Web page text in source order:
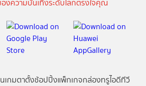
งความบันเทิงระดับโลกตรงใจคุณ
เกมตาตั้งช้อปปิ้งแพ็กเกจกล่องทรูไอดีทีวี